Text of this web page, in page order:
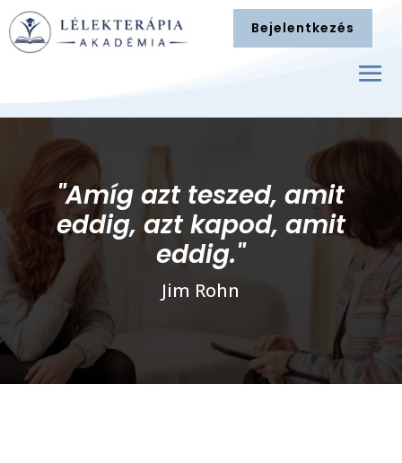
Bejelentkezés
"Amíg azt teszed, amit
eddig, azt kapod, amit
eddig."
Jim Rohn